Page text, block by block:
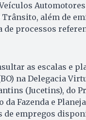
além de
de processos
as escalas e
na Delegacia
(Jucetins), do
da Fazenda e
de empregos